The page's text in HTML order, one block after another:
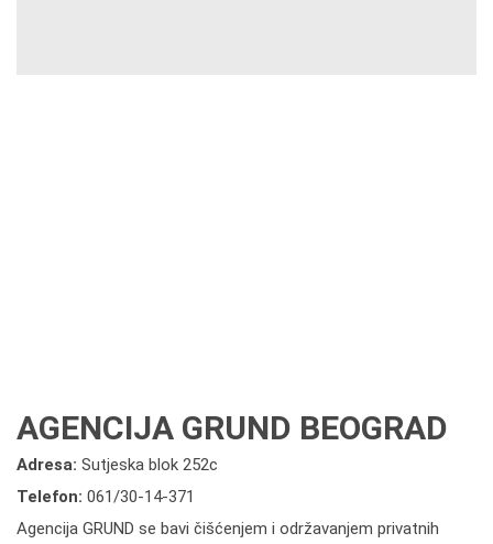
AGENCIJA GRUND BEOGRAD
Adresa: Sutjeska blok 252c
Telefon: 061/30-14-371
Agencija GRUND se bavi čišćenjem i održavanjem privatnih